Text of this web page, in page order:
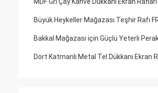
Büyük Heykeller Mağazası Teşhir Rafı
Bakkal Mağazası için Güçlü Yeterli
Dört Katmanlı Metal Tel Dükkanı Ekran